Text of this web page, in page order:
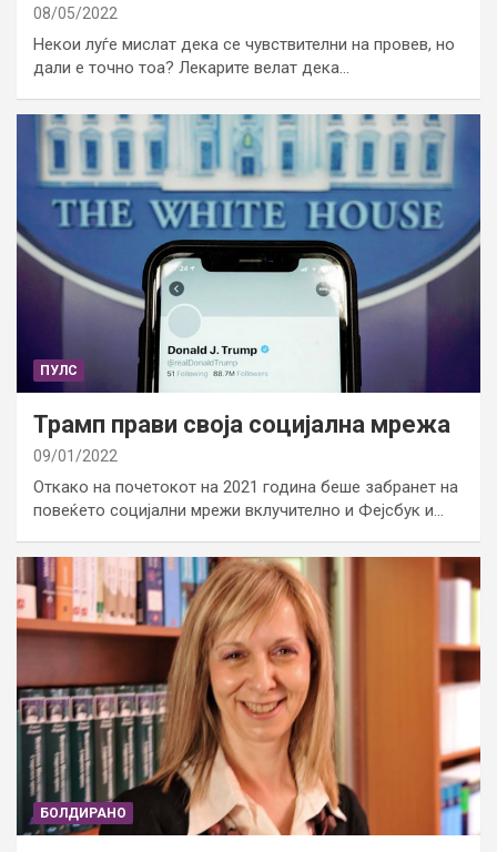
08/05/2022
Некои луѓе мислат дека се чувствителни на провев, но
дали е точно тоа? Лекарите велат дека…
ПУЛС
Трамп прави своја социјална мрежа
09/01/2022
Откако на почетокот на 2021 година беше забранет на
повеќето социјални мрежи вклучително и Фејсбук и…
БОЛДИРАНО